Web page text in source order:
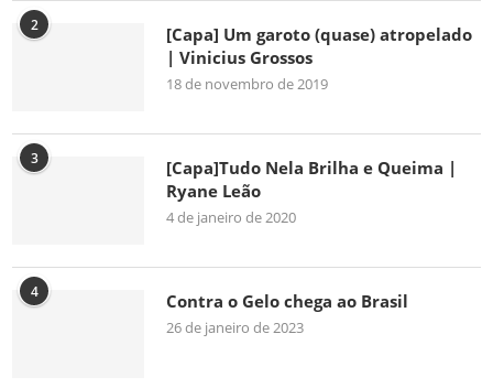
2
[Capa] Um garoto (quase) atropelado
| Vinicius Grossos
18 de novembro de 2019
3
[Capa]Tudo Nela Brilha e Queima |
Ryane Leão
4 de janeiro de 2020
4 Contra o Gelo chega ao Brasil
26 de janeiro de 2023